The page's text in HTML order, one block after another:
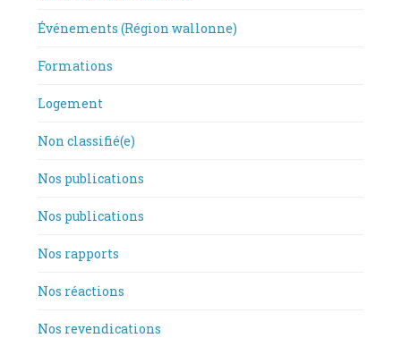
Événements (Région wallonne)
Formations
Logement
Non classifié(e)
Nos publications
Nos publications
Nos rapports
Nos réactions
Nos revendications